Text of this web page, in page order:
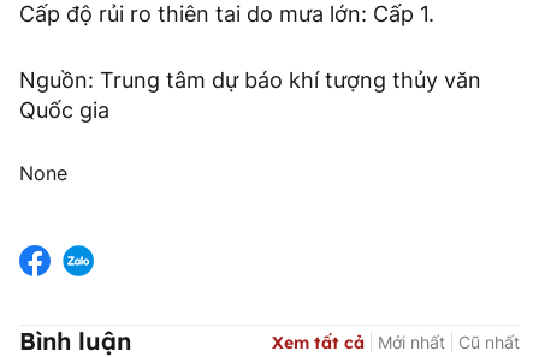
Cấp độ rủi ro thiên tai do mưa lớn: Cấp 1.
Nguồn: Trung tâm dự báo khí tượng thủy văn
Quốc gia
None
Bình luận Xem tất cả Mới nhất Cũ nhất